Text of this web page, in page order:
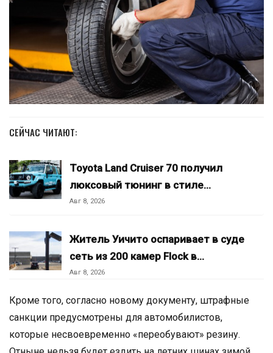
СЕЙЧАС ЧИТАЮТ:
Toyota Land Cruiser 70 получил
люксовый тюнинг в стиле…
Авг 8, 2026
Житель Уичито оспаривает в суде
сеть из 200 камер Flock в…
Авг 8, 2026
Кроме того, согласно новому документу, штрафные
санкции предусмотрены для автомобилистов,
которые несвоевременно «переобувают» резину.